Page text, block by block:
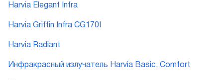
Harvia Elegant Infra
Harvia Griffin Infra CG170I
Harvia Radiant
Инфракрасный излучатель Harvia Basic, Comfort